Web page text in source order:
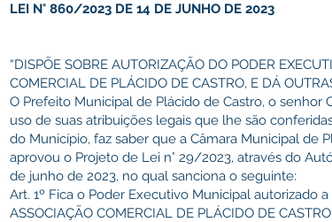
LEI N° 860/2023 DE 14 DE JUNHO DE 2023
“DISPÕE SOBRE AUTORIZAÇÃO DO PODER
COMERCIAL DE PLÁCIDO DE CASTRO, E DÁ
O Prefeito Municipal de Plácido de Castro, o senhor
uso de suas atribuições legais que lhe são
do Município, faz saber que a Câmara Municipal de
aprovou o Projeto de Lei n° 29/2023, através do
de junho de 2023, no qual sanciona o seguinte:
Art. 1º Fica o Poder Executivo Municipal autorizado
ASSOCIAÇÃO COMERCIAL DE PLÁCIDO DE